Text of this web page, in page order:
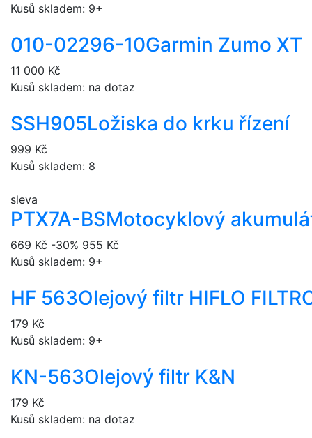
Kusů skladem: 9+
010-02296-10Garmin Zumo XT
11 000 Kč
Kusů skladem: na dotaz
SSH905Ložiska do krku řízení
999 Kč
Kusů skladem: 8
sleva
PTX7A-BSMotocyklový
669 Kč -30% 955 Kč
Kusů skladem: 9+
HF 563Olejový filtr HIFLO
179 Kč
Kusů skladem: 9+
KN-563Olejový filtr K&N
179 Kč
Kusů skladem: na dotaz